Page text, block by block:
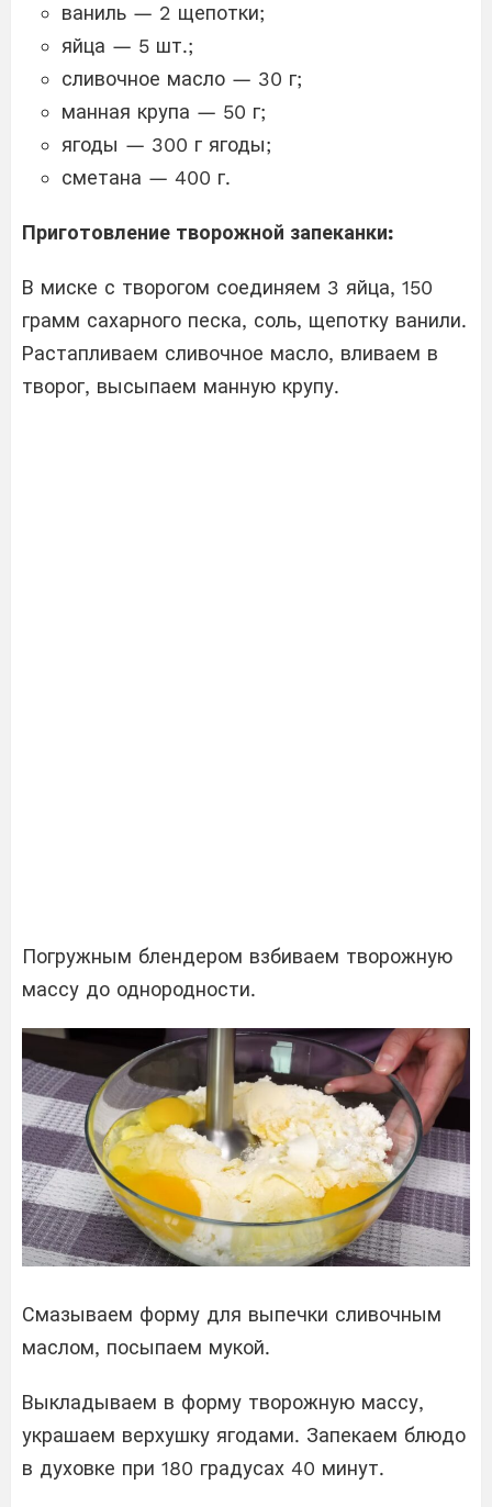
ваниль — 2 щепотки;
яйца — 5 шт.;
сливочное масло — 30 г;
манная крупа — 50 г;
ягоды — 300 г ягоды;
сметана — 400 г.
Приготовление творожной запеканки:
В миске с творогом соединяем 3 яйца, 150
грамм сахарного песка, соль, щепотку ванили.
Растапливаем сливочное масло, вливаем в
творог, высыпаем манную крупу.
Погружным блендером взбиваем творожную
массу до однородности.
Смазываем форму для выпечки сливочным
маслом, посыпаем мукой.
Выкладываем в форму творожную массу,
украшаем верхушку ягодами. Запекаем блюдо
в духовке при 180 градусах 40 минут.